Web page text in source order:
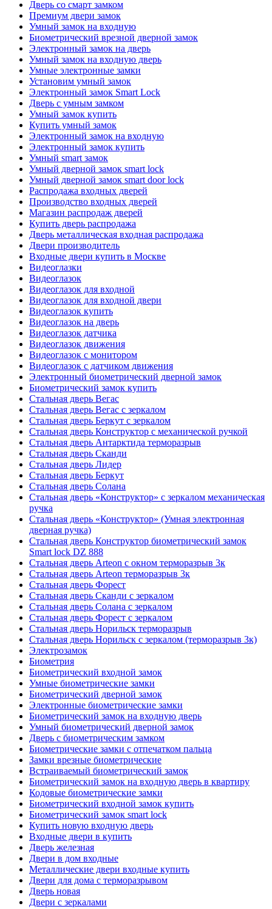
Дверь со смарт замком
Премиум двери замок
Умный замок на входную
Биометрический врезной дверной замок
Электронный замок на дверь
Умный замок на входную дверь
Умные электронные замки
Установим умный замок
Электронный замок Smart Lock
Дверь с умным замком
Умный замок купить
Купить умный замок
Электронный замок на входную
Электронный замок купить
Умный smart замок
Умный дверной замок smart lock
Умный дверной замок smart door lock
Распродажа входных дверей
Производство входных дверей
Магазин распродаж дверей
Купить дверь распродажа
Дверь металлическая входная распродажа
Двери производитель
Входные двери купить в Москве
Видеоглазки
Видеоглазок
Видеоглазок для входной
Видеоглазок для входной двери
Видеоглазок купить
Видеоглазок на дверь
Видеоглазок датчика
Видеоглазок движения
Видеоглазок с монитором
Видеоглазок с датчиком движения
Электронный биометрический дверной замок
Биометрический замок купить
Стальная дверь Вегас
Стальная дверь Вегас с зеркалом
Стальная дверь Беркут с зеркалом
Стальная дверь Конструктор с механической ручкой
Стальная дверь Антарктида терморазрыв
Стальная дверь Сканди
Стальная дверь Лидер
Стальная дверь Беркут
Стальная дверь Солана
Стальная дверь «Конструктор» с зеркалом механическая
ручка
Стальная дверь «Конструктор» (Умная электронная
дверная ручка)
Стальная дверь Конструктор биометрический замок
Smart lock DZ 888
Стальная дверь Arteon с окном терморазрыв 3к
Стальная дверь Arteon терморазрыв 3к
Стальная дверь Форест
Стальная дверь Сканди с зеркалом
Стальная дверь Солана с зеркалом
Стальная дверь Форест с зеркалом
Стальная дверь Норильск терморазрыв
Стальная дверь Норильск с зеркалом (терморазрыв 3к)
Электрозамок
Биометрия
Биометрический входной замок
Умные биометрические замки
Биометрический дверной замок
Электронные биометрические замки
Биометрический замок на входную дверь
Умный биометрический дверной замок
Дверь с биометрическим замком
Биометрические замки с отпечатком пальца
Замки врезные биометрические
Встраиваемый биометрический замок
Биометрический замок на входную дверь в квартиру
Кодовые биометрические замки
Биометрический входной замок купить
Биометрический замок smart lock
Купить новую входную дверь
Входные двери в купить
Дверь железная
Двери в дом входные
Металлические двери входные купить
Двери для дома с терморазрывом
Дверь новая
Двери с зеркалами